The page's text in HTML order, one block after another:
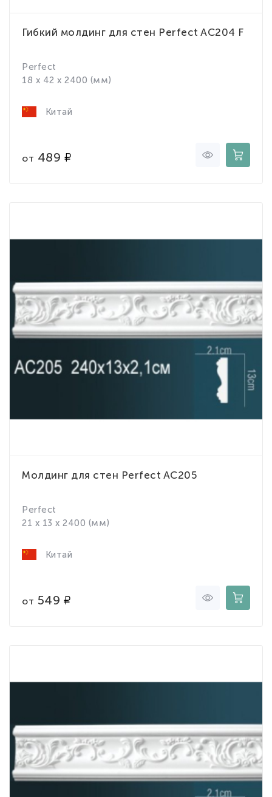
Гибкий молдинг для стен Perfect AC204 F
Perfect
18 x 42 x 2400 (мм)
Китай
от 489
Молдинг для стен Perfect AC205
Perfect
21 x 13 x 2400 (мм)
Китай
от 549